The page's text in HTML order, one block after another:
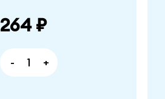
264 ₽
- +